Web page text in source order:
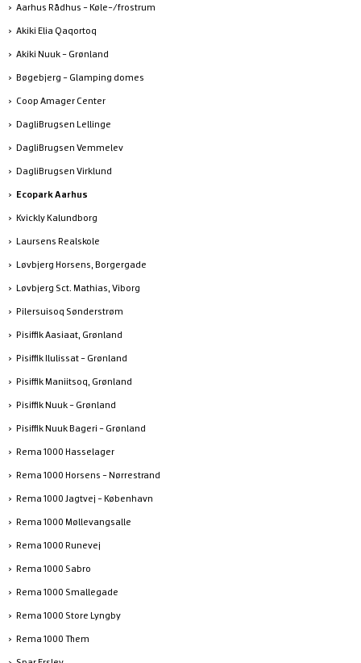
Aarhus Rådhus - Køle-/frostrum
Akiki Elia Qaqortoq
Akiki Nuuk - Grønland
Bøgebjerg - Glamping domes
Coop Amager Center
DagliBrugsen Lellinge
DagliBrugsen Vemmelev
DagliBrugsen Virklund
Ecopark Aarhus
Kvickly Kalundborg
Laursens Realskole
Løvbjerg Horsens, Borgergade
Løvbjerg Sct. Mathias, Viborg
Pilersuisoq Sønderstrøm
Pisiffik Aasiaat, Grønland
Pisiffik Ilulissat - Grønland
Pisiffik Maniitsoq, Grønland
Pisiffik Nuuk - Grønland
Pisiffik Nuuk Bageri - Grønland
Rema 1000 Hasselager
Rema 1000 Horsens - Nørrestrand
Rema 1000 Jagtvej - København
Rema 1000 Møllevangsalle
Rema 1000 Runevej
Rema 1000 Sabro
Rema 1000 Smallegade
Rema 1000 Store Lyngby
Rema 1000 Them